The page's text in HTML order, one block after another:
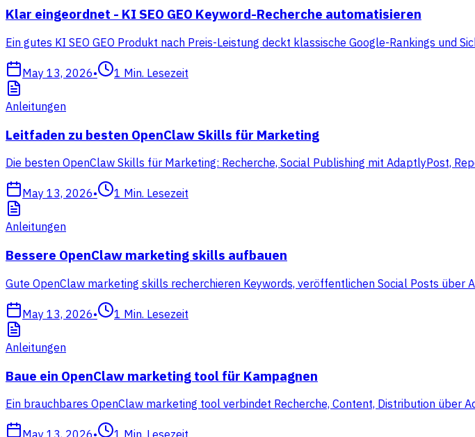
Klar eingeordnet - KI SEO GEO Keyword-Recherche automatisieren
Ein gutes KI SEO GEO Produkt nach Preis-Leistung deckt klassische Google-Rankings und
May 13, 2026• 1 Min. Lesezeit
Anleitungen
Leitfaden zu besten OpenClaw Skills für Marketing
Die besten OpenClaw Skills für Marketing: Recherche, Social Publishing mit AdaptlyPost,
May 13, 2026• 1 Min. Lesezeit
Anleitungen
Bessere OpenClaw marketing skills aufbauen
Gute OpenClaw marketing skills recherchieren Keywords, veröffentlichen Social Posts
May 13, 2026• 1 Min. Lesezeit
Anleitungen
Baue ein OpenClaw marketing tool für Kampagnen
Ein brauchbares OpenClaw marketing tool verbindet Recherche, Content, Distribution über